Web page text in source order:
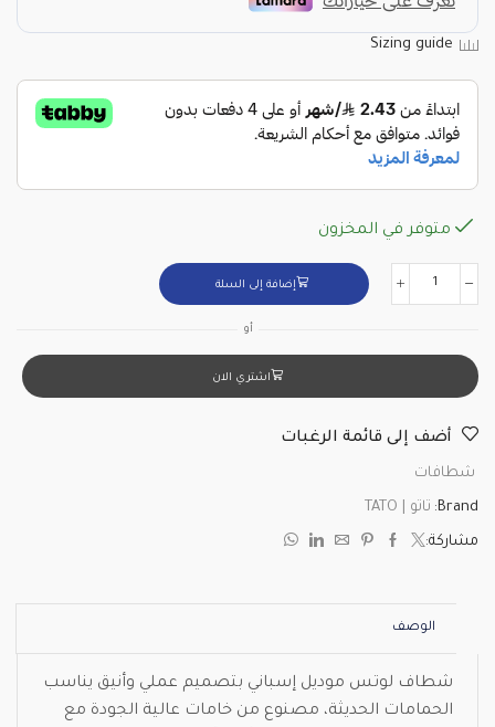
Sizing guide
متوفر في المخزون
إضافة إلى السلة
أو
اشتري الان
أضف إلى قائمة الرغبات
شطافات
Brand: تاتو | TATO
مشاركة:
الوصف
شطاف لوتس موديل إسباني بتصميم عملي وأنيق يناسب
الحمامات الحديثة، مصنوع من خامات عالية الجودة مع